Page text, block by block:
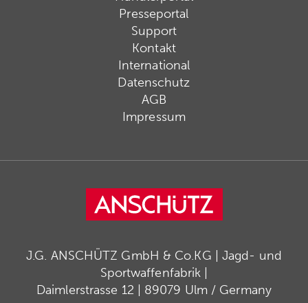
Presseportal
Support
Kontakt
International
Datenschutz
AGB
Impressum
J.G. ANSCHÜTZ GmbH & Co.KG | Jagd- und
Sportwaffenfabrik |
Daimlerstrasse 12 | 89079 Ulm / Germany